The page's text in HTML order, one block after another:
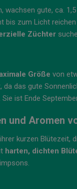
wachsen gute, ca.
bis zum Licht
Züchter
Größe von
das gute
Sie ist Ende
und Aromen
kurzen Blütezeit,
harten, dichten